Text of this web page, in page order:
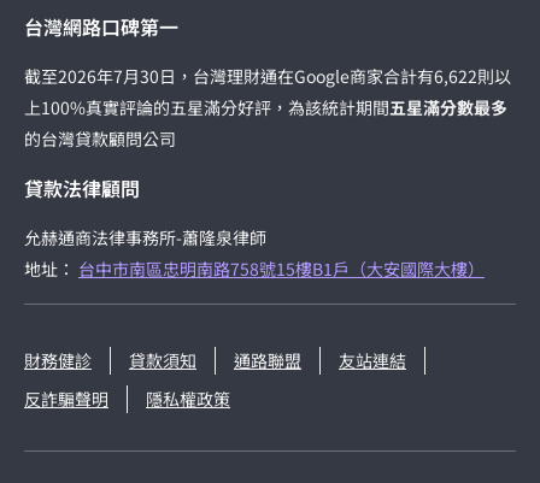
台灣網路口碑第一
截至2026年7月30日，台灣理財通在Google商家合計有6,622則以
上100%真實評論的五星滿分好評，為該統計期間五星滿分數最多
的台灣貸款顧問公司
貸款法律顧問
允赫通商法律事務所-蕭隆泉律師
地址： 台中市南區忠明南路758號15樓B1戶（大安國際大樓）
財務健診 貸款須知 通路聯盟
友站連結
反詐騙聲明
隱私權政策